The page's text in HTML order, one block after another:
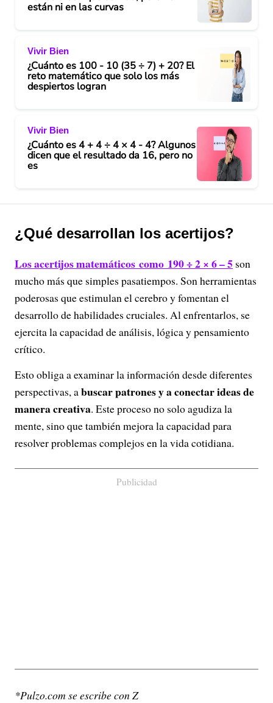
están ni en las curvas
Vivir Bien
¿Cuánto es 100 - 10 (35 ÷ 7) + 20? El
reto matemático que solo los más
despiertos logran
Vivir Bien
¿Cuánto es 4 + 4 ÷ 4 × 4 - 4? Algunos
dicen que el resultado da 16, pero no
es
¿Qué desarrollan los acertijos?
Los acertijos matemáticos como 190 ÷ 2 × 6 – 5 son
mucho más que simples pasatiempos. Son herramientas
poderosas que estimulan el cerebro y fomentan el
desarrollo de habilidades cruciales. Al enfrentarlos, se
ejercita la capacidad de análisis, lógica y pensamiento
crítico.
Esto obliga a examinar la información desde diferentes
perspectivas, abuscar patrones y a conectar ideas de
manera creativa. Este proceso no solo agudiza la
mente, sino que también mejora la capacidad para
resolver problemas complejos en la vida cotidiana.
Publicidad
*Pulzo.com se escribe con Z